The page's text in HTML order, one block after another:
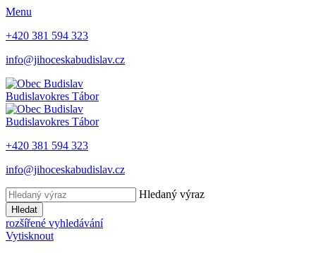
Menu
+420 381 594 323
info@jihoceskabudislav.cz
Budislavokres Tábor
Budislavokres Tábor
+420 381 594 323
info@jihoceskabudislav.cz
Hledaný výraz
Hledat
rozšířené vyhledávání
Vytisknout